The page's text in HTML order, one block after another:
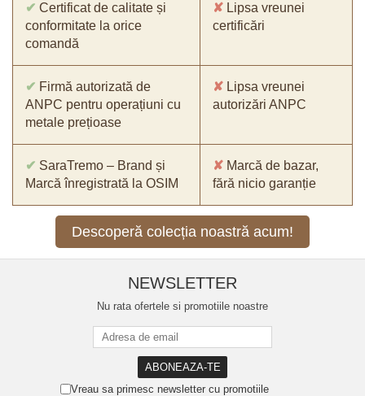
✔ Certificat de calitate și
conformitate la orice
comandă
✘ Lipsa vreunei
certificări
✔ Firmă autorizată de
ANPC pentru operațiuni cu
metale prețioase
✘ Lipsa vreunei
autorizări ANPC
✔ SaraTremo – Brand și
Marcă înregistrată la OSIM
✘ Marcă de bazar,
fără nicio garanție
Descoperă colecția noastră acum!
NEWSLETTER
Nu rata ofertele si promotiile noastre
Vreau sa primesc newsletter cu promotiile